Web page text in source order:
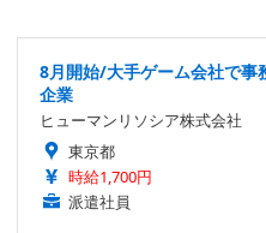
8月開始/大手ゲーム会社で
企業
ヒューマンリソシア株式会社
東京都
時給1,700円
派遣社員